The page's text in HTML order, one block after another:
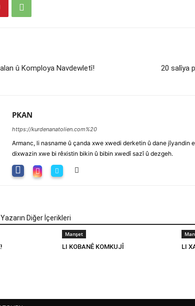
û Komploya Navdewletî! 20 salîya
PKAN
https://kurdenanatolien.com%20
Armanc, li nasname û çanda xwe xwedi derketin û dane jîyandin
dixwazin xwe bi rêxistin bikin û bibin xwedî sazî û dezgeh.
Yazarın Diğer İçerikleri
Manşet
LI KOBANÊ KOMKUJÎ LI